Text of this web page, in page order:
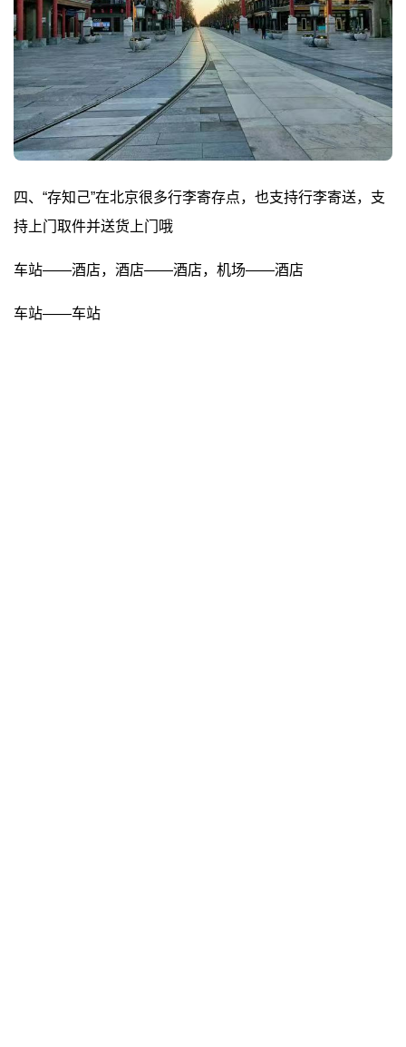
四、“存知己”在北京很多行李寄存点，也支持行李寄送，支
持上门取件并送货上门哦
车站——酒店，酒店——酒店，机场——酒店
车站——车站